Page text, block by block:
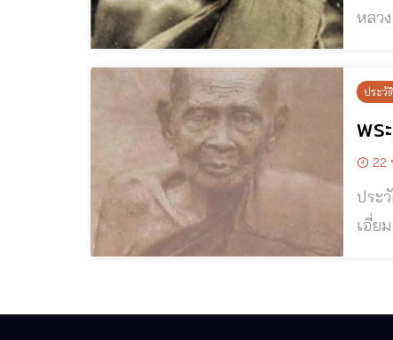
หลวง
ประวั
พร
22
ประวัติและป
เอี่ยม สุ